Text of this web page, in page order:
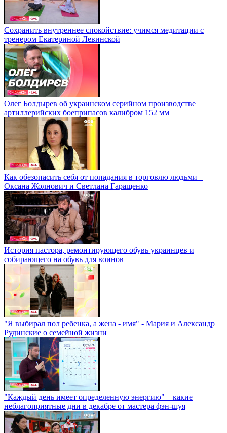
Сохранить внутреннее спокойствие: учимся медитации с
тренером Екатериной Левинской
Олег Болдырев об украинском серийном производстве
артиллерийских боеприпасов калибром 152 мм
Как обезопасить себя от попадания в торговлю людьми –
Оксана Жолнович и Светлана Гаращенко
История пастора, ремонтирующего обувь украинцев и
собирающего на обувь для воинов
"Я выбирал пол ребенка, а жена - имя" - Мария и Александр
Рудинские о семейной жизни
"Каждый день имеет определенную энергию" – какие
неблагоприятные дни в декабре от мастера фэн-шуя